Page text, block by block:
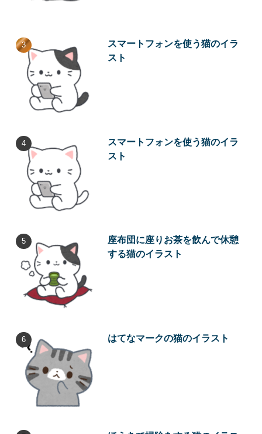
スマートフォンを使う猫のイラ
スト
スマートフォンを使う猫のイラ
スト
座布団に座りお茶を飲んで休憩
する猫のイラスト
はてなマークの猫のイラスト